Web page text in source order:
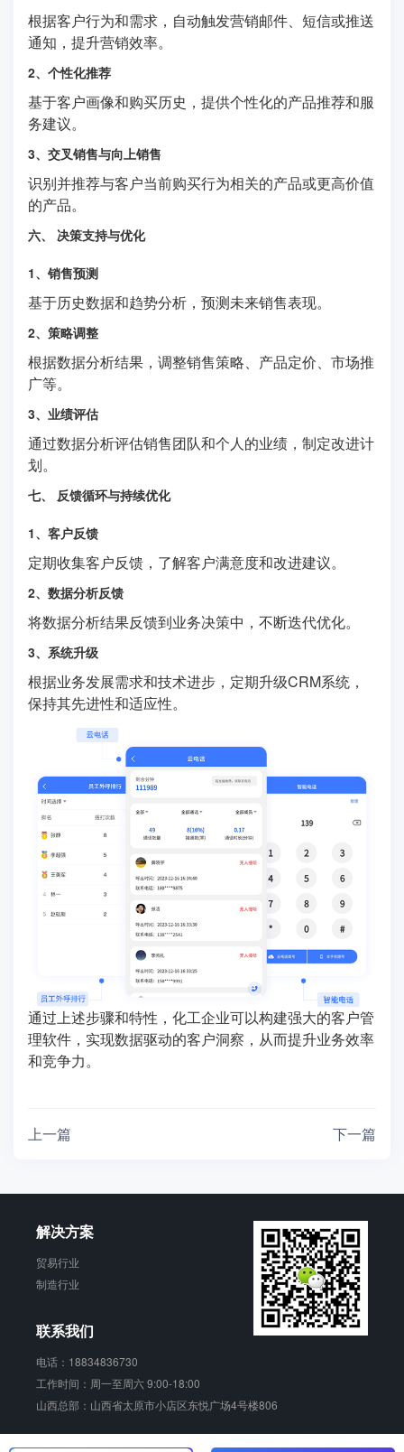
根据客户行为和需求，自动触发营销邮件、短信或推送
通知，提升营销效率。
2、个性化推荐
基于客户画像和购买历史，提供个性化的产品推荐和服
务建议。
3、交叉销售与向上销售
识别并推荐与客户当前购买行为相关的产品或更高价值
的产品。
六、 决策支持与优化
1、销售预测
基于历史数据和趋势分析，预测未来销售表现。
2、策略调整
根据数据分析结果，调整销售策略、产品定价、市场推
广等。
3、业绩评估
通过数据分析评估销售团队和个人的业绩，制定改进计
划。
七、 反馈循环与持续优化
1、客户反馈
定期收集客户反馈，了解客户满意度和改进建议。
2、数据分析反馈
将数据分析结果反馈到业务决策中，不断迭代优化。
3、系统升级
根据业务发展需求和技术进步，定期升级CRM系统，
保持其先进性和适应性。
通过上述步骤和特性，化工企业可以构建强大的客户管
理软件，实现数据驱动的客户洞察，从而提升业务效率
和竞争力。
上一篇 下一篇
解决方案
贸易行业
制造行业
联系我们
电话：18834836730
工作时间：周一至周六 9:00-18:00
山西总部：山西省太原市小店区东悦广场4号楼806
销动云 版权所有